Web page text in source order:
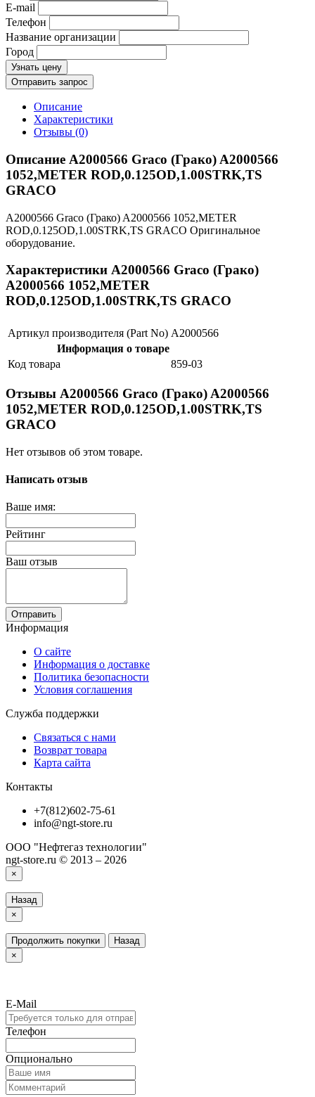
E-mail
Телефон
Название организации
Город
Узнать цену
Отправить запрос
Описание
Характеристики
Отзывы (0)
Описание A2000566 Graco (Грако) A2000566
1052,METER ROD,0.125OD,1.00STRK,TS
GRACO
A2000566 Graco (Грако) A2000566 1052,METER
ROD,0.125OD,1.00STRK,TS GRACO Оригинальное
оборудование.
Характеристики A2000566 Graco (Грако)
A2000566 1052,METER
ROD,0.125OD,1.00STRK,TS GRACO
Артикул производителя (Part No) A2000566
Информация о товаре
Код товара
859-03
Отзывы A2000566 Graco (Грако) A2000566
1052,METER ROD,0.125OD,1.00STRK,TS
GRACO
Нет отзывов об этом товаре.
Написать отзыв
Ваше имя:
Рейтинг
Ваш отзыв
Отправить
Информация
О сайте
Информация о доставке
Политика безопасности
Условия соглашения
Служба поддержки
Связаться с нами
Возврат товара
Карта сайта
Контакты
+7(812)602-75-61
info@ngt-store.ru
ООО "Нефтегаз технологии"
ngt-store.ru © 2013 – 2026
×
Назад
×
Продолжить покупки
Назад
×
E-Mail
Телефон
Опционально